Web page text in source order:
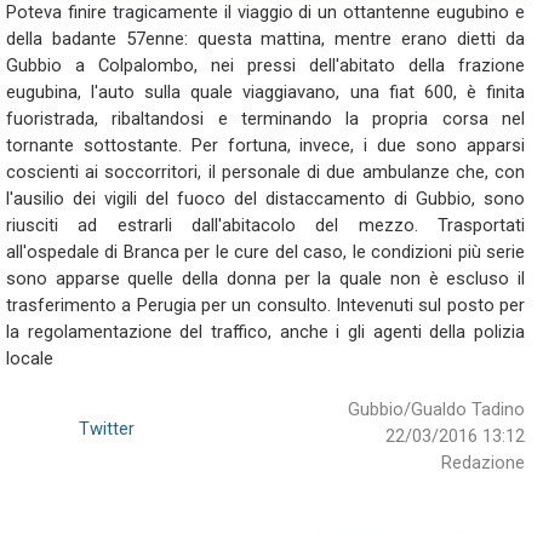
Poteva finire tragicamente il viaggio di un ottantenne eugubino e
della badante 57enne: questa mattina, mentre erano dietti da
Gubbio a Colpalombo, nei pressi dell'abitato della frazione
eugubina, l'auto sulla quale viaggiavano, una fiat 600, è finita
fuoristrada, ribaltandosi e terminando la propria corsa nel
tornante sottostante. Per fortuna, invece, i due sono apparsi
coscienti ai soccorritori, il personale di due ambulanze che, con
l'ausilio dei vigili del fuoco del distaccamento di Gubbio, sono
riusciti ad estrarli dall'abitacolo del mezzo. Trasportati
all'ospedale di Branca per le cure del caso, le condizioni più serie
sono apparse quelle della donna per la quale non è escluso il
trasferimento a Perugia per un consulto. Intevenuti sul posto per
la regolamentazione del traffico, anche i gli agenti della polizia
locale
Gubbio/Gualdo Tadino
22/03/2016 13:12
Redazione
Twitter